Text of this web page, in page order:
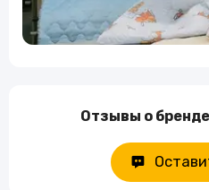
Отзывы о